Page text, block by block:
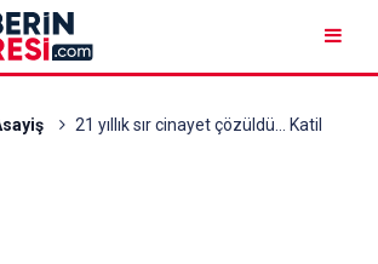
21 yıllık sır cinayet çözüldü… Katil